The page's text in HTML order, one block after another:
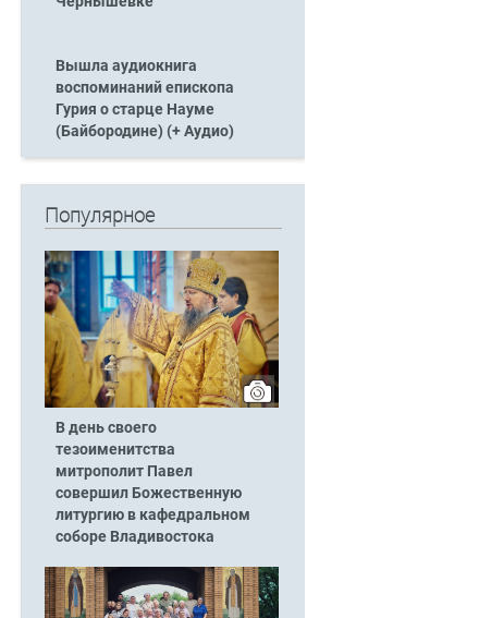
Вышла аудиокнига
воспоминаний епископа
Гурия о старце Науме
(Байбородине) (+ Аудио)
Популярное
В день своего
тезоименитства
митрополит Павел
совершил Божественную
литургию в кафедральном
соборе Владивостока